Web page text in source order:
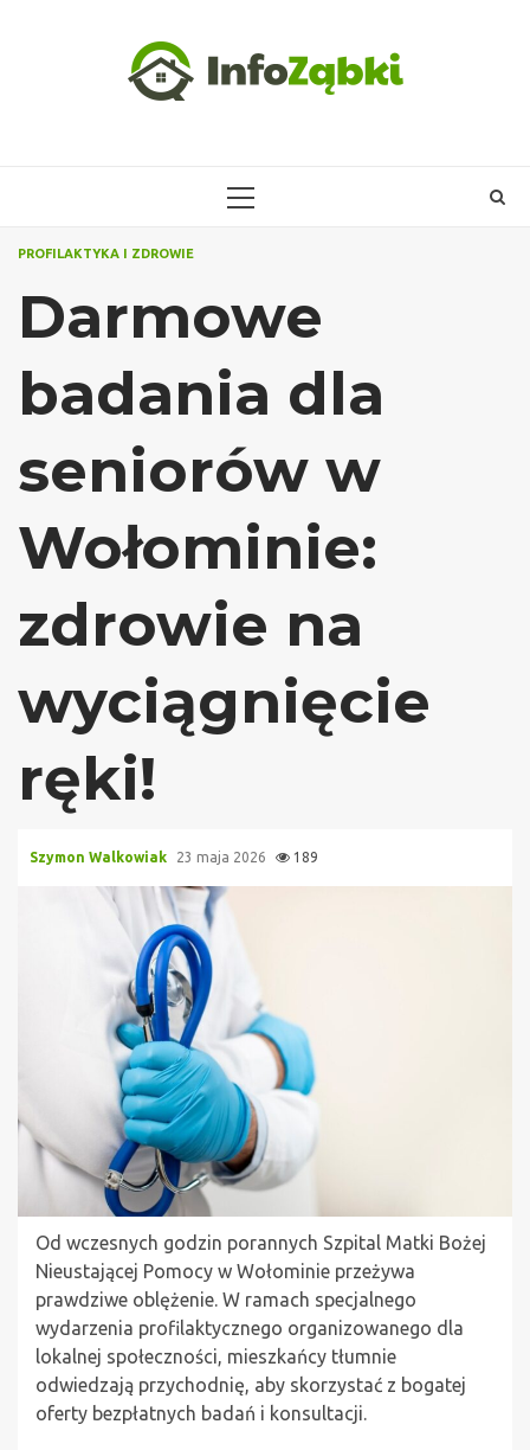
PRIMARY
PROFILAKTYKA I ZDROWIE
Darmowe
badania dla
seniorów w
Wołominie:
zdrowie na
wyciągnięcie
ręki!
Szymon Walkowiak 23 maja 2026 189
Od wczesnych godzin porannych Szpital Matki Bożej
Nieustającej Pomocy w Wołominie przeżywa
prawdziwe oblężenie. W ramach specjalnego
wydarzenia profilaktycznego organizowanego dla
lokalnej społeczności, mieszkańcy tłumnie
odwiedzają przychodnię, aby skorzystać z bogatej
oferty bezpłatnych badań i konsultacji.